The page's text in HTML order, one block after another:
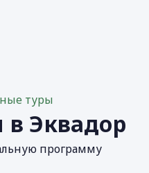
туры
в Эквадор
программу